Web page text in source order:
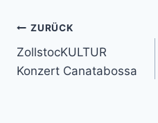
ZURÜCK
ZollstocKULTUR
Konzert Canatabossa